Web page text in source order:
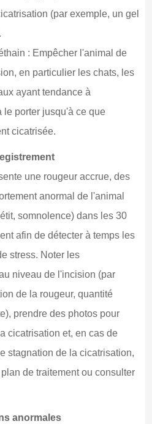
(par exemple, un gel
: Empêcher l'animal de
en particulier les chats, les
ayant tendance à
le porter jusqu'à ce que
cicatrisée.
une rougeur accrue, des
anormal de l'animal
somnolence) dans les 30
afin de détecter à temps les
stress. Noter les
niveau de l'incision (par
de la rougeur, quantité
prendre des photos pour
cicatrisation et, en cas de
stagnation de la cicatrisation,
de traitement ou consulter
anormales